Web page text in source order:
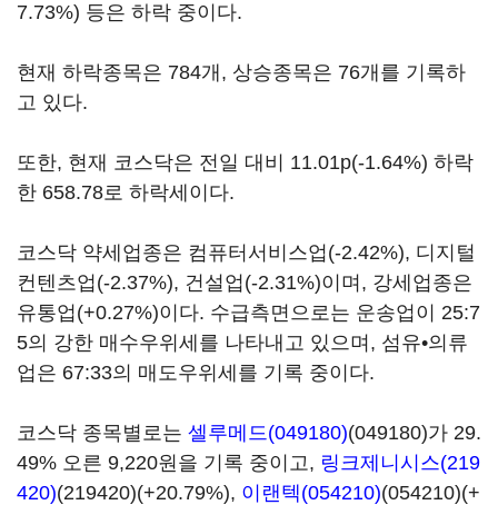
7.73%) 등은 하락 중이다.
현재 하락종목은 784개, 상승종목은 76개를 기록하
고 있다.
또한, 현재 코스닥은 전일 대비 11.01p(-1.64%) 하락
한 658.78로 하락세이다.
코스닥 약세업종은 컴퓨터서비스업(-2.42%), 디지털
컨텐츠업(-2.37%), 건설업(-2.31%)이며, 강세업종은
유통업(+0.27%)이다. 수급측면으로는 운송업이 25:7
5의 강한 매수우위세를 나타내고 있으며, 섬유•의류
업은 67:33의 매도우위세를 기록 중이다.
코스닥 종목별로는 셀루메드(049180)(049180)가 29.
49% 오른 9,220원을 기록 중이고, 링크제니시스(219
420)(219420)(+20.79%), 이랜텍(054210)(054210)(+